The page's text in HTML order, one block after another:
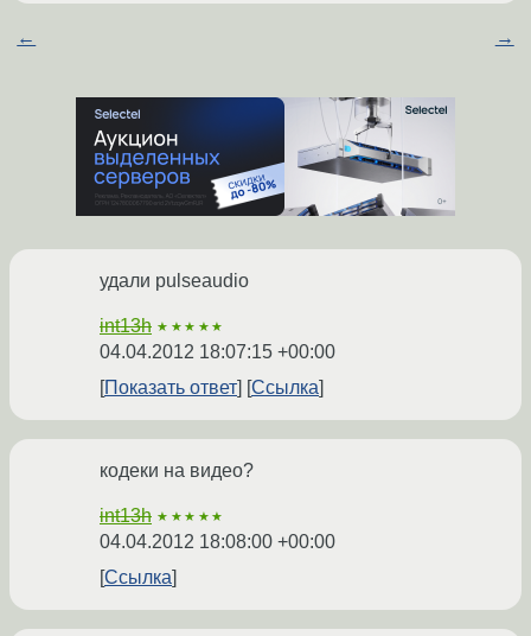
← →
удали pulseaudio
int13h ★★★★★
04.04.2012 18:07:15 +00:00
Показать ответ
Ссылка
кодеки на видео?
int13h ★★★★★
04.04.2012 18:08:00 +00:00
Ссылка